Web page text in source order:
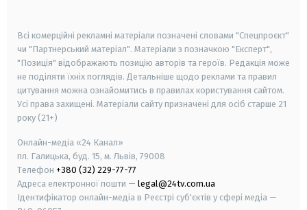
Всі комерційні рекламні матеріали позначені словами "Спецпроєкт"
чи "Партнерський матеріал". Матеріали з позначкою "Експерт",
"Позиція" відображають позицію авторів та героїв. Редакція може
не поділяти їхніх поглядів. Детальніше щодо реклами та правил
цитування можна ознайомитись в правилах користування сайтом.
Усі права захищені. Матеріали сайту призначені для осіб старше 21
року (21+)
Онлайн-медіа «24 Канал»
пл. Галицька, буд. 15, м. Львів, 79008
Телефон +380 (32) 229-77-77
Адреса електронної пошти — legal@24tv.com.ua
Ідентифікатор онлайн-медіа в Реєстрі суб'єктів у сфері медіа —